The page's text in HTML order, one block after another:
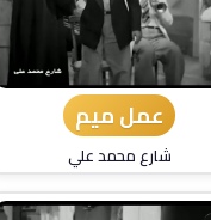
عمل ميم
شارع محمد علي